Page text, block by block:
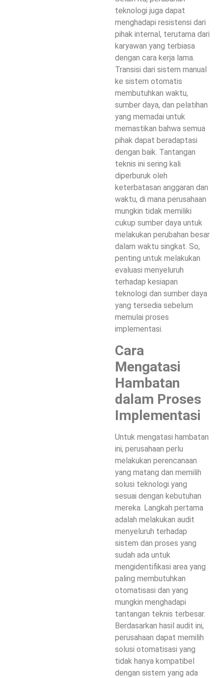
teknologi juga dapat
menghadapi resistensi dari
pihak internal, terutama dari
karyawan yang terbiasa
dengan cara kerja lama.
Transisi dari sistem manual
ke sistem otomatis
membutuhkan waktu,
sumber daya, dan pelatihan
yang memadai untuk
memastikan bahwa semua
pihak dapat beradaptasi
dengan baik. Tantangan
teknis ini sering kali
diperburuk oleh
keterbatasan anggaran dan
waktu, di mana perusahaan
mungkin tidak memiliki
cukup sumber daya untuk
melakukan perubahan besar
dalam waktu singkat. So,
penting untuk melakukan
evaluasi menyeluruh
terhadap kesiapan
teknologi dan sumber daya
yang tersedia sebelum
memulai proses
implementasi.
Cara
Mengatasi
Hambatan
dalam Proses
Implementasi
Untuk mengatasi hambatan
ini, perusahaan perlu
melakukan perencanaan
yang matang dan memilih
solusi teknologi yang
sesuai dengan kebutuhan
mereka. Langkah pertama
adalah melakukan audit
menyeluruh terhadap
sistem dan proses yang
sudah ada untuk
mengidentifikasi area yang
paling membutuhkan
otomatisasi dan yang
mungkin menghadapi
tantangan teknis terbesar.
Berdasarkan hasil audit ini,
perusahaan dapat memilih
solusi otomatisasi yang
tidak hanya kompatibel
dengan sistem yang ada